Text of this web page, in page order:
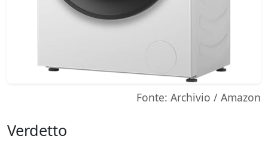
Fonte: Archivio / Amazon
Verdetto